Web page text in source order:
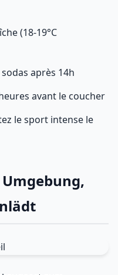
(18-19°C
après 14h
avant le coucher
le sport intense le
Umgebung,